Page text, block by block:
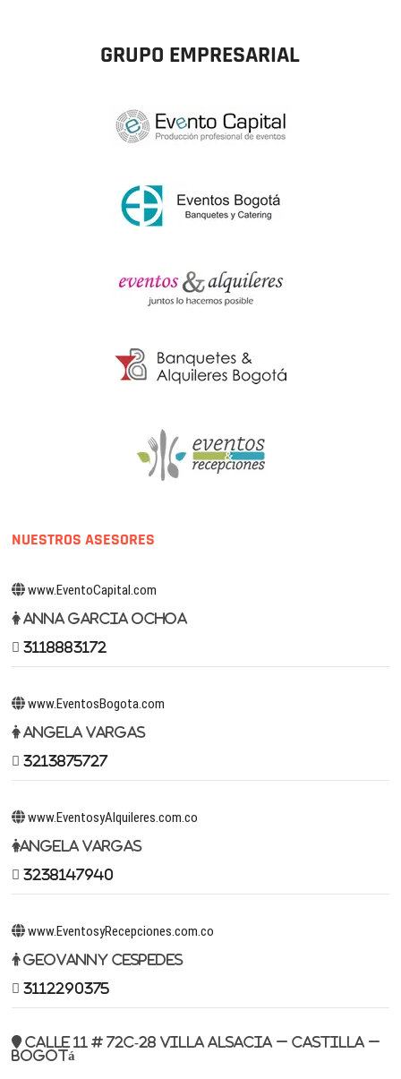
GRUPO EMPRESARIAL
NUESTROS ASESORES
www.EventoCapital.com
Anna Garcia Ochoa
3118883172
www.EventosBogota.com
Angela Vargas
3213875727
www.EventosyAlquileres.com.co
Angela Vargas
3238147940
www.EventosyRecepciones.com.co
Geovanny Cespedes
3112290375
Calle 11 # 72c-28 Villa Alsacia – Castilla –
Bogotá